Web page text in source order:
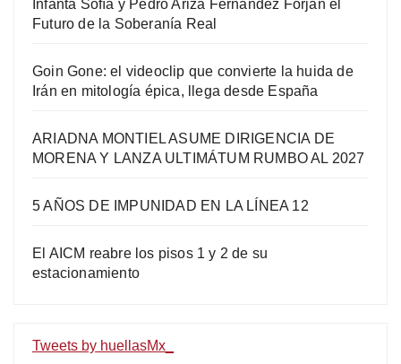
Infanta Sofía y Pedro Ariza Fernández Forjan el
Futuro de la Soberanía Real
Goin Gone: el videoclip que convierte la huida de
Irán en mitología épica, llega desde España
ARIADNA MONTIEL ASUME DIRIGENCIA DE
MORENA Y LANZA ULTIMÁTUM RUMBO AL 2027
5 AÑOS DE IMPUNIDAD EN LA LÍNEA 12
El AICM reabre los pisos 1 y 2 de su
estacionamiento
Tweets by huellasMx_